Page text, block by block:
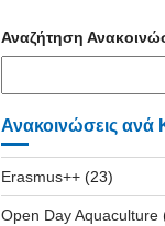
Αναζήτηση
Ανακοινώσεις ανά
Erasmus++(23)
Open Day Aquaculture